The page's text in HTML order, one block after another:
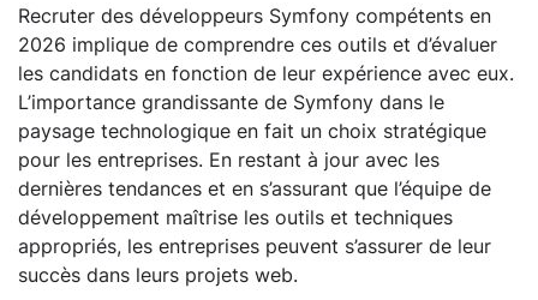
Recruter des développeurs Symfony compétents en
2026 implique de comprendre ces outils et d’évaluer
les candidats en fonction de leur expérience avec eux.
L’importance grandissante de Symfony dans le
paysage technologique en fait un choix stratégique
pour les entreprises. En restant à jour avec les
dernières tendances et en s’assurant que l’équipe de
développement maîtrise les outils et techniques
appropriés, les entreprises peuvent s’assurer de leur
succès dans leurs projets web.